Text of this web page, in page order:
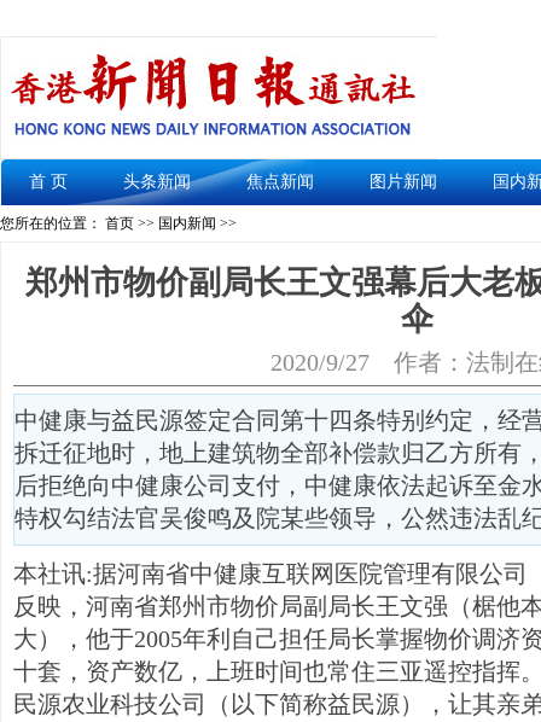
首 页 头条新闻 焦点新闻 图片新闻 国内
您所在的位置： 首页 >> 国内新闻 >>
郑州市物价副局长王文强幕后大老
伞
2020/9/27 作者：法制
中健康与益民源签定合同第十四条特别约定，经
拆迁征地时，地上建筑物全部补偿款归乙方所有
后拒绝向中健康公司支付，中健康依法起诉至金
特权勾结法官吴俊鸣及院某些领导，公然违法乱
本社讯:据河南省中健康互联网医院管理有限公司
反映，河南省郑州市物价局副局长王文强（椐他
大），他于2005年利自己担任局长掌握物价调济
十套，资产数亿，上班时间也常住三亚遥控指挥
民源农业科技公司（以下简称益民源），让其亲